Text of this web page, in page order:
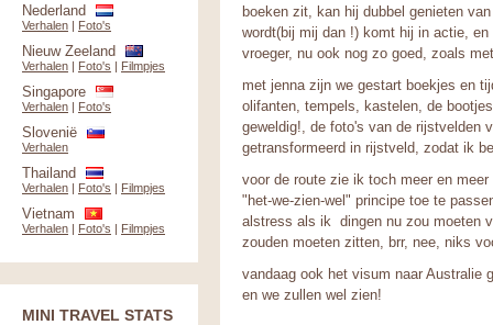
boeken zit, kan hij dubbel genieten
wordt(bij mij dan !) komt hij in actie,
vroeger, nu ook nog zo goed, zoals
met jenna zijn we gestart boekjes en
olifanten, tempels, kastelen, de
geweldig!, de foto's van de rijstvelden
getransformeerd in rijstveld, zodat ik
voor de route zie ik toch meer en
"het-we-zien-wel" principe toe te
alstress als ik dingen nu zou moeten
zouden moeten zitten, brr, nee, niks
vandaag ook het visum naar Australie
en we zullen wel zien!
Nederland
Verhalen | Foto's
Nieuw Zeeland
Verhalen | Foto's | Filmpjes
Singapore
Verhalen | Foto's
Slovenië
Verhalen
Thailand
Verhalen | Foto's | Filmpjes
Vietnam
Verhalen | Foto's | Filmpjes
MINI TRAVEL STATS